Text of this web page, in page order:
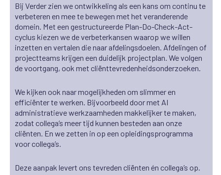
Bij Verder zien we ontwikkeling als een kans om continu te
verbeteren en mee te bewegen met het veranderende
domein. Met een gestructureerde Plan-Do-Check-Act-
cyclus kiezen we de verbeterkansen waarop we willen
inzetten en vertalen die naar afdelingsdoelen. Afdelingen of
projectteams krijgen een duidelijk projectplan. We volgen
de voortgang, ook met cliënttevredenheidsonderzoeken.
We kijken ook naar mogelijkheden om slimmer en
efficiënter te werken. Bijvoorbeeld door met AI
administratievewerkzaamheden makkelijker te maken,
zodat collega’s meer tijd kunnen besteden aan onze
cliënten. En we zetten in op een opleidingsprogramma
voor collega’s.
Deze aanpak levert ons tevreden cliënten én collega’s op.